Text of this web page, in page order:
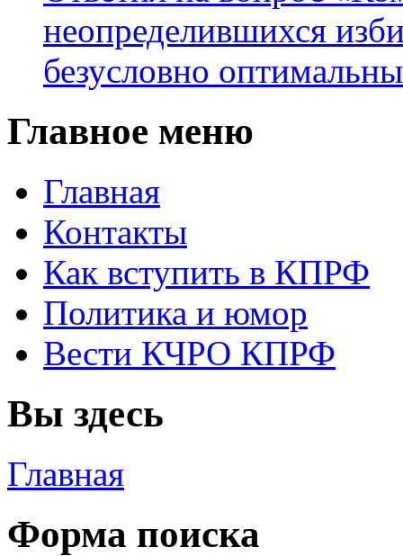
неопределившихся
безусловно
Главное меню
Главная
Контакты
Как вступить в КПРФ
Политика и юмор
Вести КЧРО КПРФ
Вы здесь
Главная
Форма поиска